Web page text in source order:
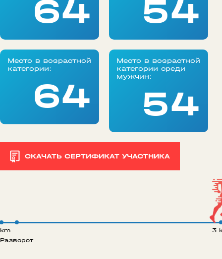
64 54
Место в возрастной
категории:
64
Место в возрастной
категории среди
мужчин:
54
СКАЧАТЬ СЕРТИФИКАТ УЧАСТНИКА
Разворот
3